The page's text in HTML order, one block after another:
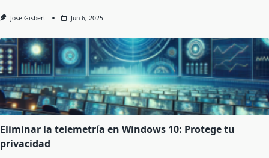
Jose Gisbert Jun 6, 2025
Eliminar la telemetría en Windows 10: Protege tu
privacidad